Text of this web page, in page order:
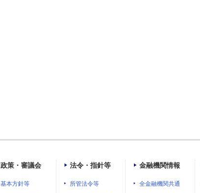
政策・審議会
基本方針等
法令・指針等
所管法令等
金融機関情報
全金融機関共通